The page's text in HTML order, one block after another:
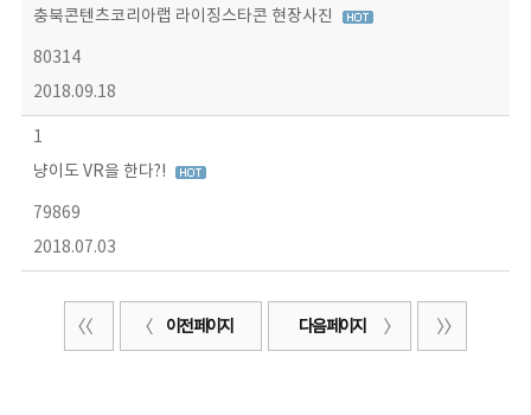
충북콘텐츠코리아랩 라이징스타콘 현장사진
80314
2018.09.18
1
냥이도 VR을 한다?!
79869
2018.07.03
이전 페이지 다음 페이지